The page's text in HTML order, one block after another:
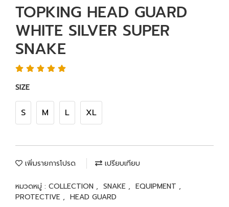
TOPKING HEAD GUARD
WHITE SILVER SUPER
SNAKE
SIZE
S M L XL
เพิ่มรายการโปรด เปรียบเทียบ
หมวดหมู่ : COLLECTION , SNAKE , EQUIPMENT ,
PROTECTIVE , HEAD GUARD